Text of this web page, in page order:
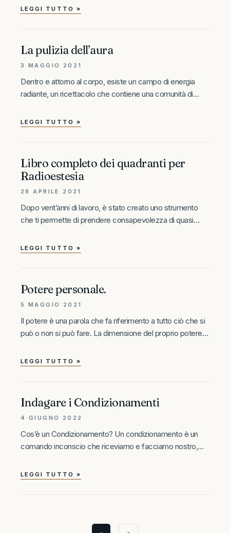
informazioni, è necessario sviluppare talento ed
una
LEGGI TUTTO »
La pulizia dell’aura
3 MAGGIO 2021
Dentro e attorno al corpo, esiste un campo di energia
radiante, un ricettacolo che contiene una comunità di
sono la nostra consapevolezza, quella quota di fibre che
LEGGI TUTTO »
Libro completo dei quadranti per
Radioestesia
28 APRILE 2021
Dopo vent’anni di lavoro, è stato creato uno strumento
che ti permette di prendere consapevolezza di quasi
una disciplina che esplora la misteriosa capacità della
LEGGI TUTTO »
Potere personale.
5 MAGGIO 2021
Il potere è una parola che fa riferimento a tutto ciò che si
può o non si può fare. La dimensione del proprio potere
un’attenta e scrupolosa analisi. Il potere
LEGGI TUTTO »
Indagare i Condizionamenti
4 GIUGNO 2022
Cos’è un Condizionamento? Un condizionamento è un
comando inconscio che riceviamo e facciamo nostro,
articolo ha lo scopo di aiutare chi legge a rendersi conto
LEGGI TUTTO »